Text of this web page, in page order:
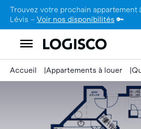
Trouvez votre prochain appartement
Lévis – Voir nos disponibilités 🔑
Accueil Appartements à louer